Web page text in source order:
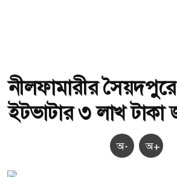
নীলফামারীর
ইটভাটার ৩ লাখ টাকা
অ- অ+